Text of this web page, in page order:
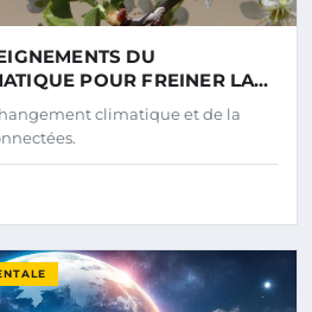
DU
POUR FREINER LA
climatique et de la